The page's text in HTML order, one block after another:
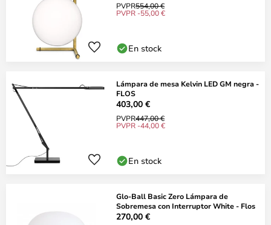
PVPR554,00 €
PVPR -55,00 €
En stock
Lámpara de mesa Kelvin LED GM negra -
FLOS
403,00 €
PVPR447,00 €
PVPR -44,00 €
En stock
Glo-Ball Basic Zero Lámpara de
Sobremesa con Interruptor White - Flos
270,00 €